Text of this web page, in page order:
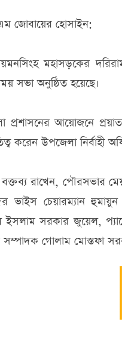
জোবায়ের হোসাইন:
মহাসড়কের
সভা অনুষ্ঠিত হয়েছে।
প্রশাসনের আয়োজনে
করেন উপজেলা নির্বাহী
রাখেন, পৌরসভার
ভাইস চেয়ারম্যান
ইসলাম সরকার জুয়েল,
সম্পাদক গোলাম মোস্তফা